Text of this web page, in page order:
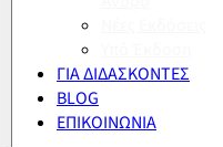
ΓΙΑ ΔΙΔΑΣΚΟΝΤΕΣ
BLOG
ΕΠΙΚΟΙΝΩΝΙΑ